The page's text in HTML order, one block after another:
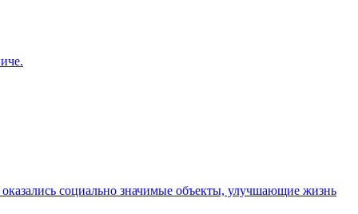
социально значимые объекты, улучшающие жизнь